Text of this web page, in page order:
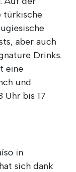
türkische
aber auch
Drinks.
eine
und
Uhr bis 17
in
sich dank